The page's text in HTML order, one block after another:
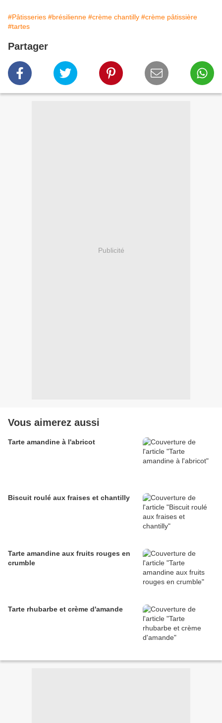
#Pâtisseries #brésilienne #crème chantilly #crème pâtissière
#tartes
Partager
Publicité
Vous aimerez aussi
Tarte amandine à l'abricot
Biscuit roulé aux fraises et chantilly
Tarte amandine aux fruits rouges en
crumble
Tarte rhubarbe et crème d'amande